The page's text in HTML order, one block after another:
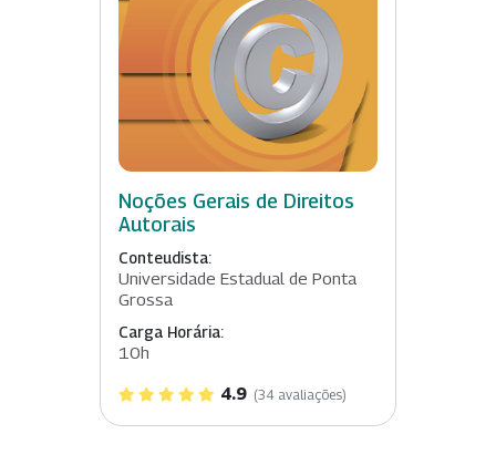
Noções Gerais de Direitos
Autorais
Conteudista:
Universidade Estadual de Ponta
Grossa
Carga Horária:
10h
4.9 (34 avaliações)